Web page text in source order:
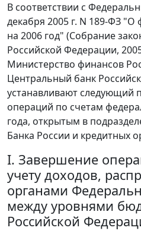
В соответствии с
декабря 2005 г. N 189-ФЗ
на 2006 год" (Собрание
Российской Федерации,
Министерство финансов
Центральный банк
устанавливают следующий
операций по счетам
года, открытым в
Банка России и кредитных
I. Завершение
учету доходов,
органами
между уровнями
Российской